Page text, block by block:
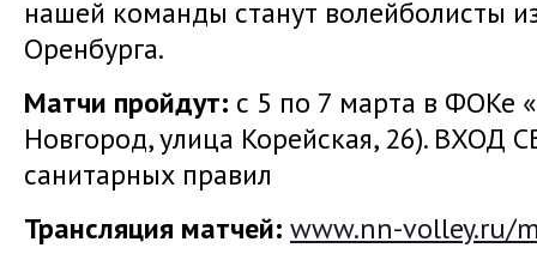
нашей команды станут волейболисты
Оренбурга.
Матчи пройдут: с 5 по 7 марта в ФОКе
Новгород, улица Корейская, 26).
санитарных правил
Трансляция матчей: www.nn-volley.ru/